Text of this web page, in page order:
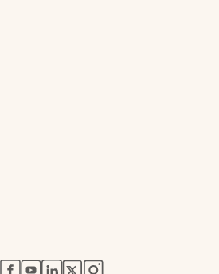
abre en nueva pestaña
abre en nueva pestaña
abre en nueva pestaña
abre en nueva pestaña
abre en nueva pestaña